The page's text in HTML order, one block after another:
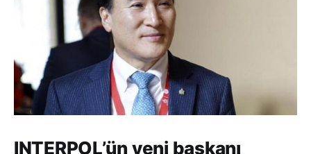
INTERPOL’ün yeni başkanı